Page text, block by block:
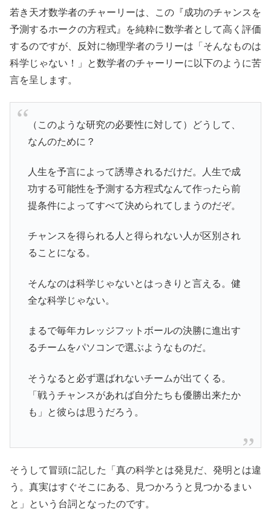
若き天才数学者のチャーリーは、この『成功のチャンスを
予測するホークの方程式』を純粋に数学者として高く評価
するのですが、反対に物理学者のラリーは「そんなものは
科学じゃない！」と数学者のチャーリーに以下のように苦
言を呈します。
（このような研究の必要性に対して）どうして、
なんのために？
人生を予言によって誘導されるだけだ。人生で成
功する可能性を予測する方程式なんて作ったら前
提条件によってすべて決められてしまうのだぞ。
チャンスを得られる人と得られない人が区別され
ることになる。
そんなのは科学じゃないとはっきりと言える。健
全な科学じゃない。
まるで毎年カレッジフットボールの決勝に進出す
るチームをパソコンで選ぶようなものだ。
そうなると必ず選ばれないチームが出てくる。
「戦うチャンスがあれば自分たちも優勝出来たか
も」と彼らは思うだろう。
そうして冒頭に記した「真の科学とは発見だ、発明とは違
う。真実はすぐそこにある、見つかろうと見つかるまい
と」という台詞となったのです。